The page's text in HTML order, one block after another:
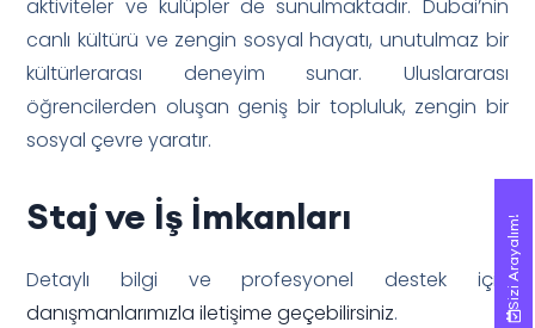
aktiviteler ve kulüpler de sunulmaktadır. Dubai’nin
canlı kültürü ve zengin sosyal hayatı, unutulmaz bir
kültürlerarası deneyim sunar. Uluslararası
öğrencilerden oluşan geniş bir topluluk, zengin bir
sosyal çevre yaratır.
Staj ve İş İmkanları
Detaylı bilgi ve profesyonel destek için
danışmanlarımızla iletişime geçebilirsiniz.
Sizi Arayalım!
Sizi Arayalım!